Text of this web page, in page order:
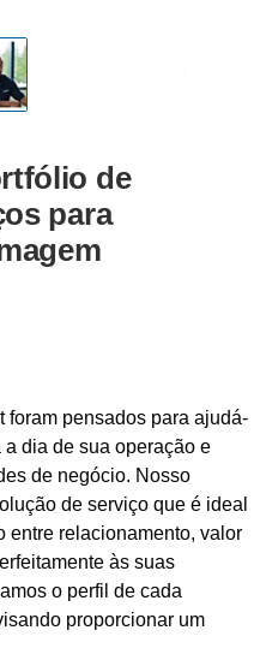
de
para
foram pensados para ajudá-
a dia de sua operação e
de negócio. Nosso
de serviço que é ideal
entre relacionamento, valor
às suas
o perfil de cada
proporcionar um